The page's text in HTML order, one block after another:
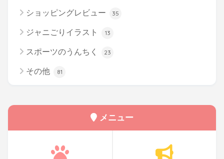
ショッピングレビュー 35
ジャニごりイラスト 13
スポーツのうんちく 23
その他 81
メニュー